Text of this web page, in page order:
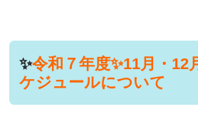
✨令和７年度✨11月・12
ケジュールについて